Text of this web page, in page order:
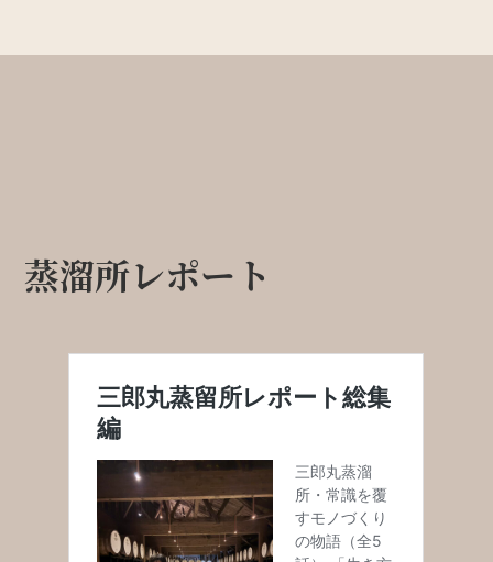
蒸溜所レポート